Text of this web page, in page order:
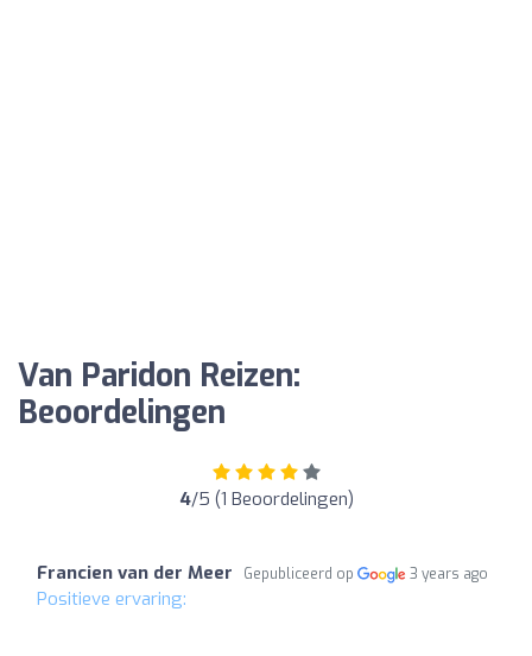
Van Paridon Reizen:
Beoordelingen
4/5 (1 Beoordelingen)
Francien van der Meer Gepubliceerd op 3 years ago
Positieve ervaring: